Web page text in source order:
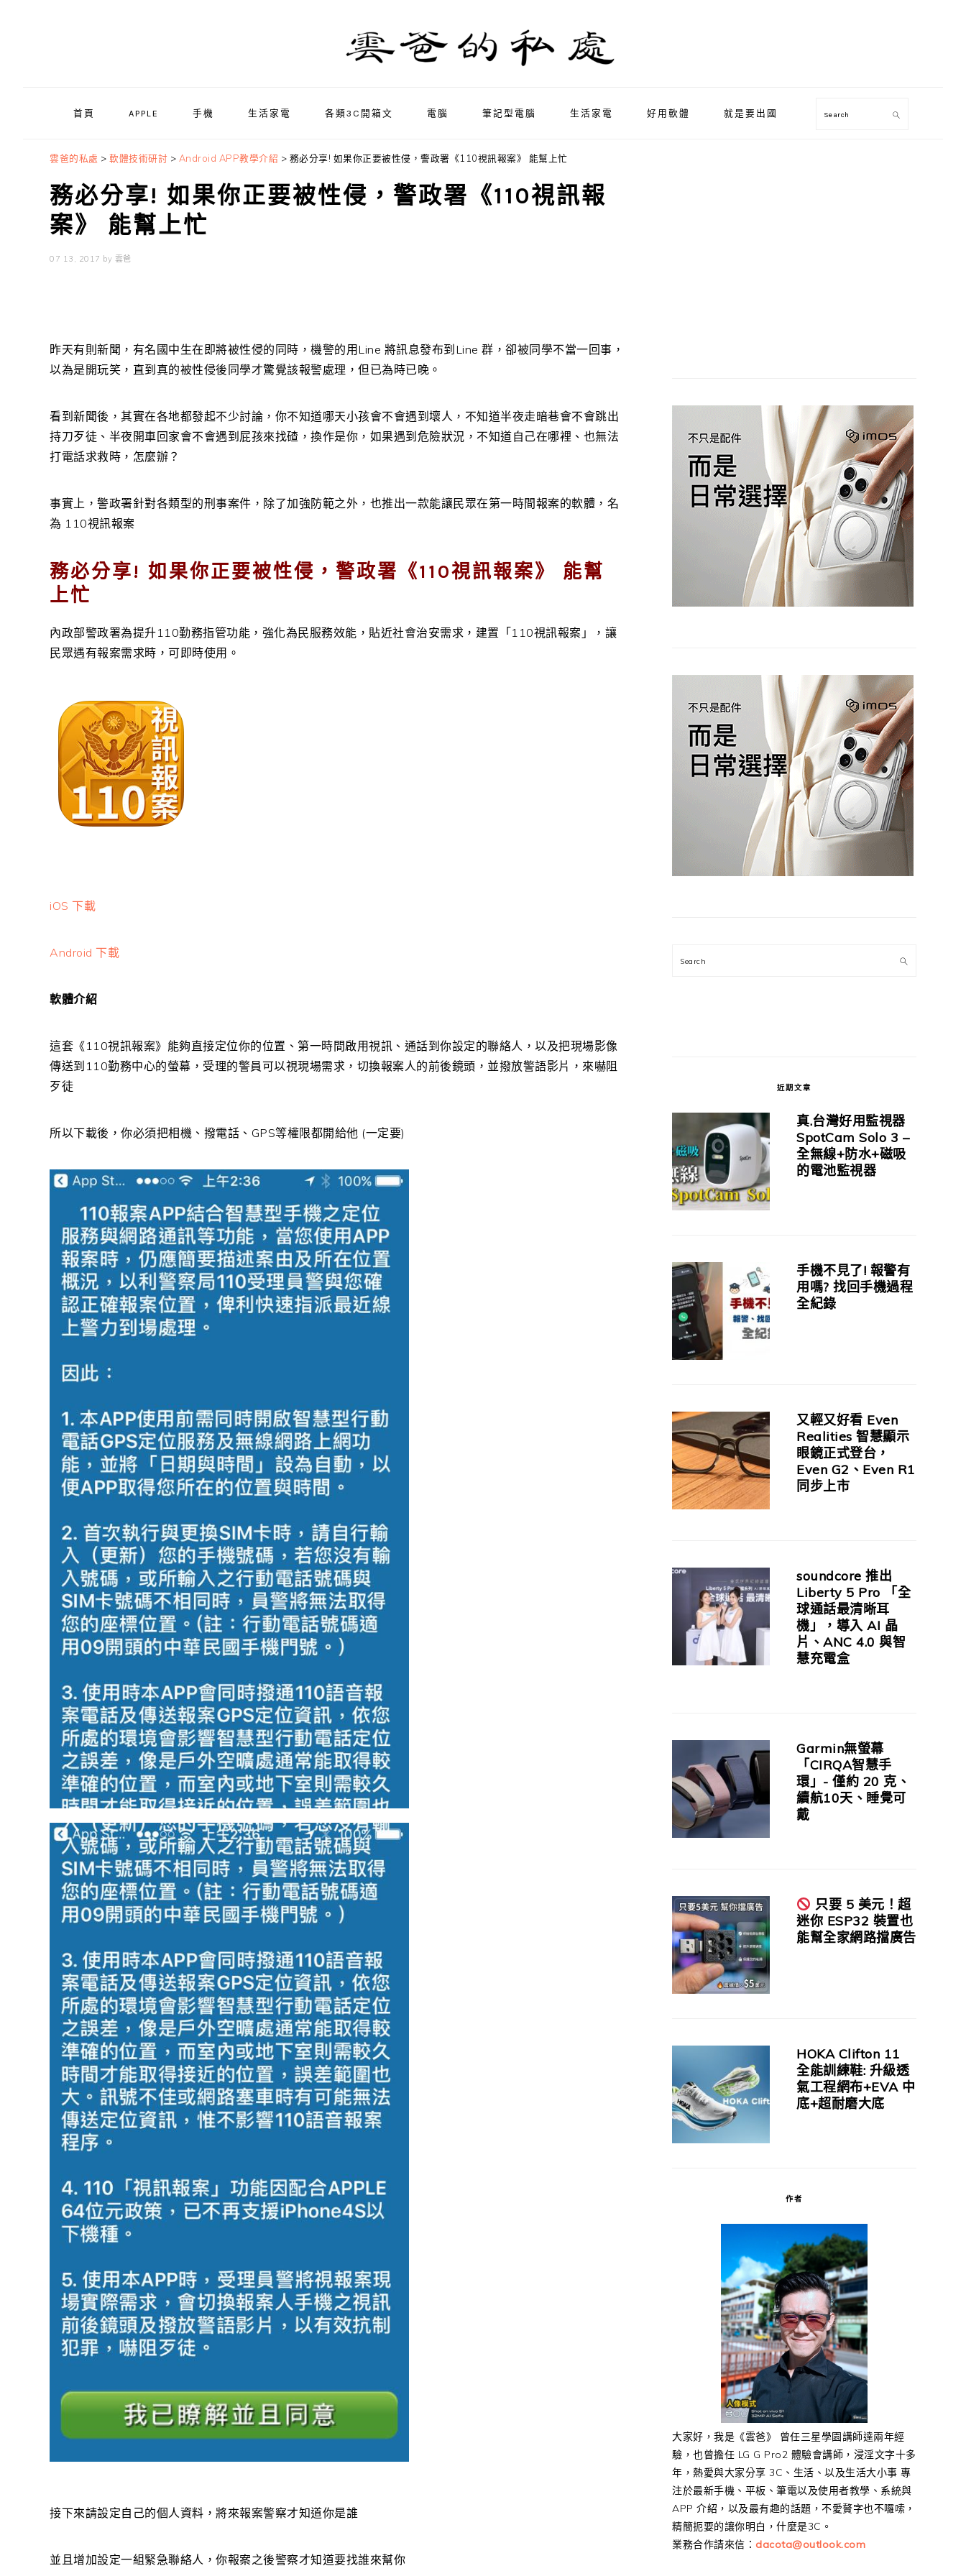
首頁 APPLE 手機 生活家電 各類3C開箱文 電腦 筆記型電腦 生活家電 好用軟體 就是要出國 Search
雲爸的私處 > 軟體技術研討 > Android APP教學介紹 > 務必分享! 如果你正要被性侵，警政署《110視訊報案》 能幫上忙
務必分享! 如果你正要被性侵，警政署《110視訊報
案》 能幫上忙
07 13, 2017 by 雲爸
昨天有則新聞，有名國中生在即將被性侵的同時，機警的用Line 將訊息發布到Line 群，卻被同學不當一回事，
以為是開玩笑，直到真的被性侵後同學才驚覺該報警處理，但已為時已晚。
看到新聞後，其實在各地都發起不少討論，你不知道哪天小孩會不會遇到壞人，不知道半夜走暗巷會不會跳出
持刀歹徒、半夜開車回家會不會遇到屁孩來找碴，換作是你，如果遇到危險狀況，不知道自己在哪裡、也無法
打電話求救時，怎麼辦？
事實上，警政署針對各類型的刑事案件，除了加強防範之外，也推出一款能讓民眾在第一時間報案的軟體，名
為 110視訊報案
務必分享! 如果你正要被性侵，警政署《110視訊報案》 能幫
上忙
內政部警政署為提升110勤務指管功能，強化為民服務效能，貼近社會治安需求，建置「110視訊報案」，讓
民眾遇有報案需求時，可即時使用。
iOS 下載
Android 下載
軟體介紹
這套《110視訊報案》能夠直接定位你的位置、第一時間啟用視訊、通話到你設定的聯絡人，以及把現場影像
傳送到110勤務中心的螢幕，受理的警員可以視現場需求，切換報案人的前後鏡頭，並撥放警語影片，來嚇阻
歹徒
所以下載後，你必須把相機、撥電話、GPS等權限都開給他 (一定要)
接下來請設定自己的個人資料，將來報案警察才知道你是誰
並且增加設定一組緊急聯絡人，你報案之後警察才知道要找誰來幫你
Search
近期文章
真.台灣好用監視器
SpotCam Solo 3 –
全無線+防水+磁吸
的電池監視器
手機不見了! 報警有
用嗎? 找回手機過程
全紀錄
又輕又好看 Even
Realities 智慧顯示
眼鏡正式登台，
Even G2、Even R1
同步上市
soundcore 推出
Liberty 5 Pro 「全
球通話最清晰耳
機」，導入 AI 晶
片、ANC 4.0 與智
慧充電盒
Garmin無螢幕
「CIRQA智慧手
環」- 僅約 20 克、
續航10天、睡覺可
戴
只要 5 美元！超
迷你 ESP32 裝置也
能幫全家網路擋廣告
HOKA Clifton 11
全能訓練鞋: 升級透
氣工程網布+EVA 中
底+超耐磨大底
作者
大家好，我是《雲爸》 曾任三星學園講師達兩年經
驗，也曾擔任 LG G Pro2 體驗會講師，浸淫文字十多
年，熱愛與大家分享 3C、生活、以及生活大小事 專
注於最新手機、平板、筆電以及使用者教學、系統與
APP 介紹，以及最有趣的話題，不愛贅字也不囉嗦，
精簡扼要的讓你明白，什麼是3C。
業務合作請來信： dacota@outlook.com